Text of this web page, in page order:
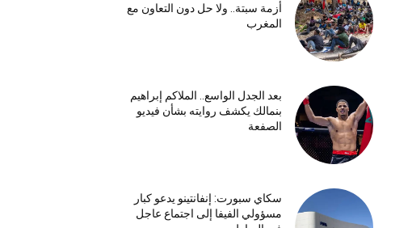
أزمة سبتة.. ولا حل دون التعاون مع
المغرب
بعد الجدل الواسع.. الملاكم إبراهيم
بنمالك يكشف روايته بشأن فيديو
الصفعة
سكاي سبورت: إنفانتينو يدعو كبار
مسؤولي الفيفا إلى اجتماع عاجل